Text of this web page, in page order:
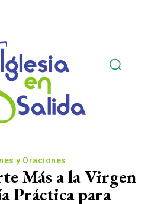
y Oraciones
Más a la Virgen
Práctica para